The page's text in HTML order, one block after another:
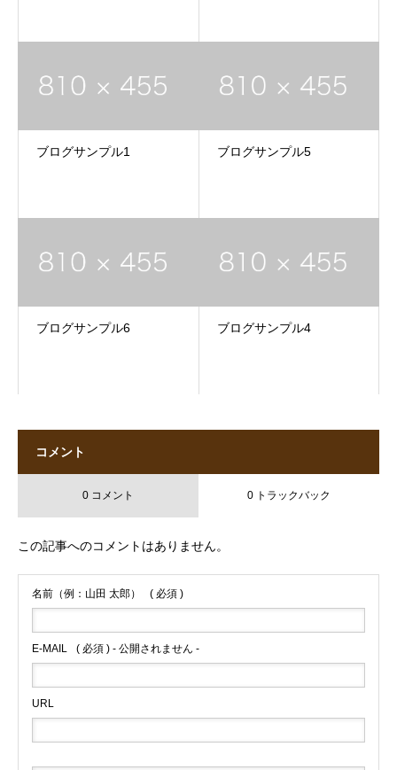
ブログサンプル1 ブログサンプル5
ブログサンプル6 ブログサンプル4
コメント
0 コメント 0 トラックバック
この記事へのコメントはありません。
名前（例：山田 太郎） ( 必須 )
E-MAIL ( 必須 ) - 公開されません -
URL